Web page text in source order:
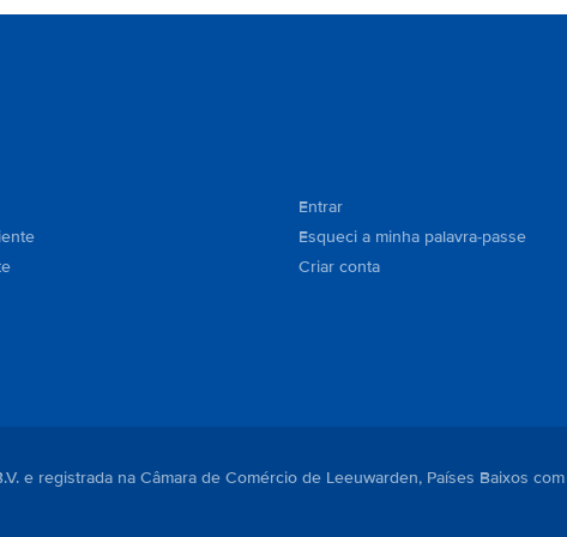
Entrar
Esqueci a minha palavra-passe
Criar conta
e registrada na Câmara de Comércio de Leeuwarden, Países Baixos